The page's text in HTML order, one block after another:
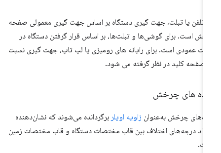
تلفن یا تبلت، جهت گیری دستگاه بر اساس جهت گیری معمولی صفحه
است. برای گوشی‌ها و تبلت‌ها، بر اساس قرار گرفتن دستگاه در
عمودی است. برای رایانه های رومیزی یا لپ تاپ، جهت گیری نسبت
صفحه کلید در نظر گرفته می شود.
های چرخش
چرخش به‌عنوانزاویه اویلربرگردانده می‌شوند که نشان‌دهنده
درجه‌های اختلاف بین قاب مختصات دستگاه و قاب مختصات زمین